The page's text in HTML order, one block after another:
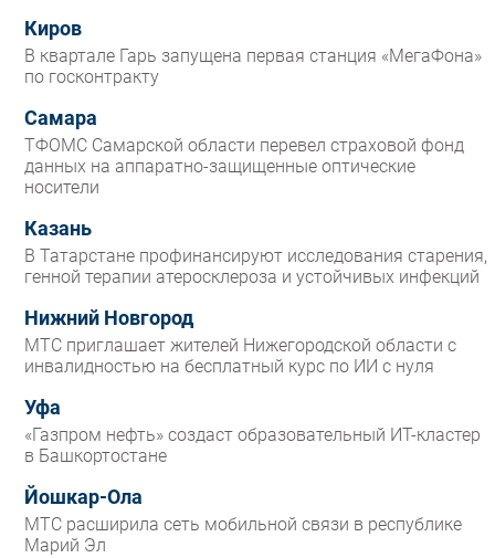
Киров
В квартале Гарь запущена первая станция «МегаФона»
по госконтракту
Самара
ТФОМС Самарской области перевел страховой фонд
данных на аппаратно-защищенные оптические
носители
Казань
В Татарстане профинансируют исследования старения,
генной терапии атеросклероза и устойчивых инфекций
Нижний Новгород
МТС приглашает жителей Нижегородской области с
инвалидностью на бесплатный курс по ИИ с нуля
Уфа
«Газпром нефть» создаст образовательный ИТ-кластер
в Башкортостане
Йошкар-Ола
МТС расширила сеть мобильной связи в республике
Марий Эл